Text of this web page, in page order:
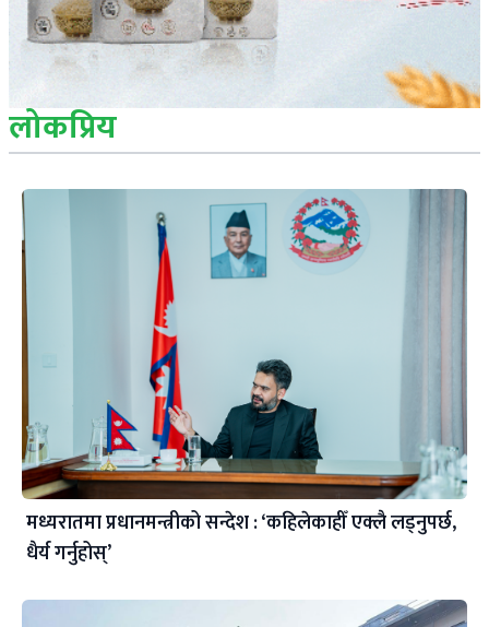
लोकप्रिय
मध्यरातमा प्रधानमन्त्रीको सन्देश : ‘कहिलेकाहीँ एक्लै लड्नुपर्छ,
धैर्य गर्नुहोस्’